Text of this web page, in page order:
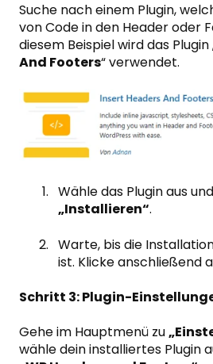
Suche nach einem Plugin,
von Code in den Header oder
diesem Beispiel wird das Plugin
And Footers“ verwendet.
Wähle das Plugin aus
„Installieren“.
Warte, bis die
ist. Klicke anschließend
Schritt 3: Plugin-
Gehe im Hauptmenü zu
wähle dein installiertes Plugin